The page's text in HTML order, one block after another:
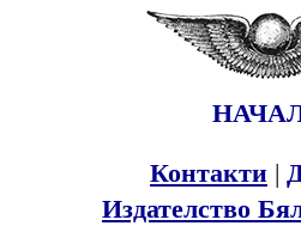
Контакти |
Издателство